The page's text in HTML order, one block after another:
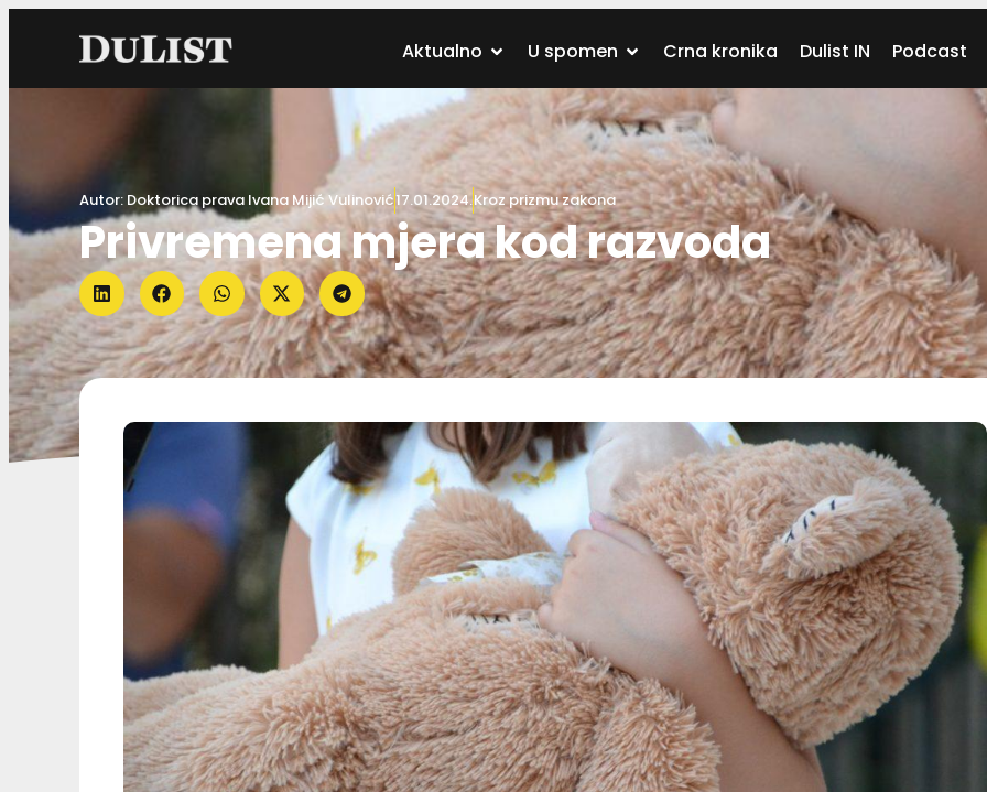
Aktualno U spomen Crna kronika Dulist IN Podcast
Autor: Doktorica prava Ivana Mijić Vulinović17.01.2024.Kroz prizmu zakona
Privremena mjera kod razvoda